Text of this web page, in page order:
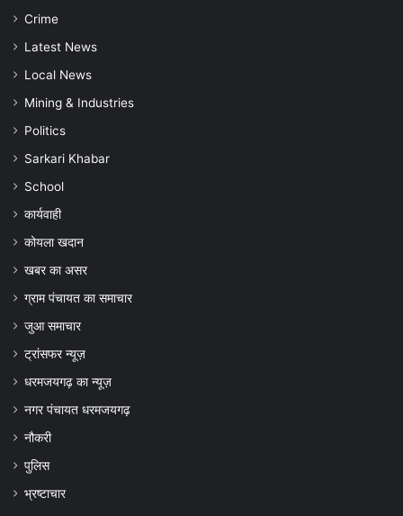
की
Crime
Latest News
Local News
Mining & Industries
Politics
Sarkari Khabar
School
कार्यवाही
कोयला खदान
खबर का असर
ग्राम पंचायत का समाचार
जुआ समाचार
ट्रांसफर न्यूज़
धरमजयगढ़ का न्यूज़
नगर पंचायत धरमजयगढ़
नौकरी
पुलिस
भ्रष्टाचार